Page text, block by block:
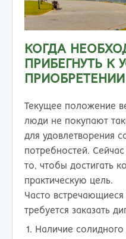
КОГДА
ПРИБЕГНУТЬ К
Текущее положение
люди не покупают
для удовлетворения
потребностей.
то, чтобы достигать
практическую цель.
Часто
требуется заказать
Наличие